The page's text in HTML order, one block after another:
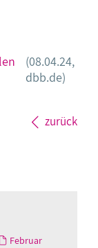
(08.04.24,
dbb.de)
zurück
Februar